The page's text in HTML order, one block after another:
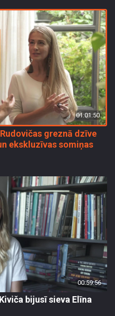
01:01:50
greznā dzīve
ekskluzīvas somiņas
00:59:56
bijusī sieva Elīna